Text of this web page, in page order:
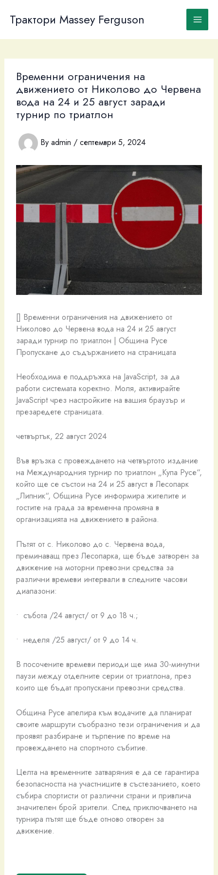
content
Трактори Massey Ferguson
Временни ограничения на
движението от Николово до Червена
вода на 24 и 25 август заради
турнир по триатлон
By admin / септември 5, 2024
[] Временни ограничения на движението от
Николово до Червена вода на 24 и 25 август
заради турнир по триатлон | Община Русе
Пропускане до съдържанието на страницата
Необходима е поддръжка на JavaScript, за да
работи системата коректно. Моля, активирайте
JavaScript чрез настройките на вашия браузър и
презаредете страницата.
четвъртък, 22 август 2024
Във връзка с провеждането на четвъртото издание
на Международния турнир по триатлон „Купа Русе“,
който ще се състои на 24 и 25 август в Лесопарк
„Липник“, Община Русе информира жителите и
гостите на града за временна промяна в
организацията на движението в района.
Пътят от с. Николово до с. Червена вода,
преминаващ през Лесопарка, ще бъде затворен за
движение на моторни превозни средства за
различни времеви интервали в следните часови
диапазони:
• събота /24 август/ от 9 до 18 ч.;
• неделя /25 август/ от 9 до 14 ч.
В посочените времеви периоди ще има 30-минутни
паузи между отделните серии от триатлона, през
които ще бъдат пропускани превозни средства.
Община Русе апелира към водачите да планират
своите маршрути съобразно тези ограничения и да
проявят разбиране и търпение по време на
провеждането на спортното събитие.
Целта на временните затваряния е да се гарантира
безопасността на участниците в състезанието, което
събира спортисти от различни страни и привлича
значителен брой зрители. След приключването на
турнира пътят ще бъде отново отворен за
движение.